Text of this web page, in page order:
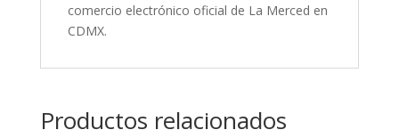
comercio electrónico oficial de La Merced en
CDMX.
Productos relacionados